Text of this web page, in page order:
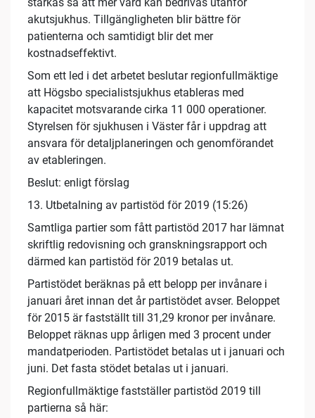
akutsjukhus. Tillgängligheten blir bättre för
patienterna och samtidigt blir det mer
kostnadseffektivt.
Som ett led i det arbetet beslutar regionfullmäktige
att Högsbo specialistsjukhus etableras med
kapacitet motsvarande cirka 11 000 operationer.
Styrelsen för sjukhusen i Väster får i uppdrag att
ansvara för detaljplaneringen och genomförandet
av etableringen.
Beslut: enligt förslag
13. Utbetalning av partistöd för 2019 (15:26)
Samtliga partier som fått partistöd 2017 har lämnat
skriftlig redovisning och granskningsrapport och
därmed kan partistöd för 2019 betalas ut.
Partistödet beräknas på ett belopp per invånare i
januari året innan det år partistödet avser. Beloppet
för 2015 är fastställt till 31,29 kronor per invånare.
Beloppet räknas upp årligen med 3 procent under
mandatperioden. Partistödet betalas ut i januari och
juni. Det fasta stödet betalas ut i januari.
Regionfullmäktige fastställer partistöd 2019 till
partierna så här: